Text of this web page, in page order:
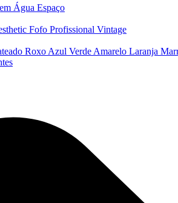
Água Espaço
Fofo Profissional Vintage
Roxo Azul Verde Amarelo Laranja